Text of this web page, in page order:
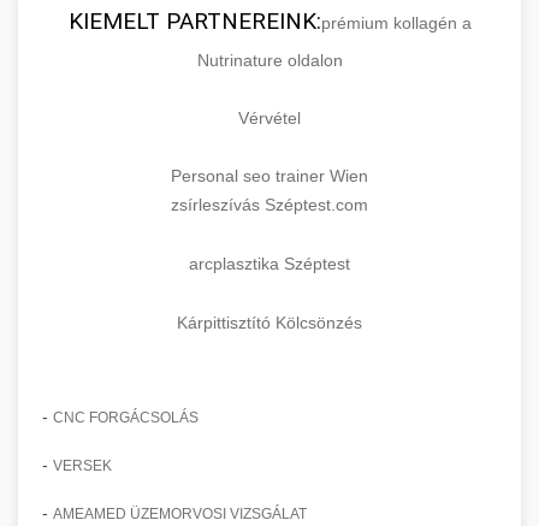
KIEMELT PARTNEREINK:prémium kollagén a
Nutrinature oldalon
Vérvétel
Personal seo trainer Wien
zsírleszívás Széptest.com
arcplasztika Széptest
Kárpittisztító Kölcsönzés
- CNC FORGÁCSOLÁS
- VERSEK
- AMEAMED ÜZEMORVOSI VIZSGÁLAT